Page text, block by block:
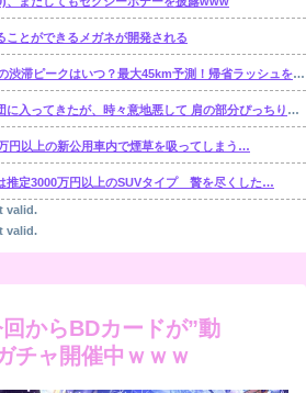
ことができるメガネが開発される
ークはいつ？最大45km予測！帰省ラッシュを避ける狙い目を解説
時々意地悪して 肩の部分ぴっちり布団ガードして入れなくしてると・・・【再】
円以上の新公用車内で煙草を吸ってしまう…
推定3000万円以上のSUVタイプ 贅を尽くした…
valid.
valid.
回からBDカードが”動
チャ 開催中ｗｗｗ